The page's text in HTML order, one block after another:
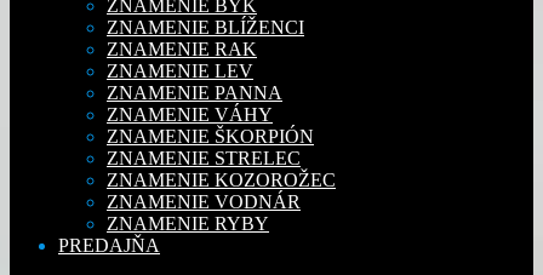
ZNAMENIE BÝK
ZNAMENIE BLÍŽENCI
ZNAMENIE RAK
ZNAMENIE LEV
ZNAMENIE PANNA
ZNAMENIE VÁHY
ZNAMENIE ŠKORPIÓN
ZNAMENIE STRELEC
ZNAMENIE KOZOROŽEC
ZNAMENIE VODNÁR
ZNAMENIE RYBY
PREDAJŇA